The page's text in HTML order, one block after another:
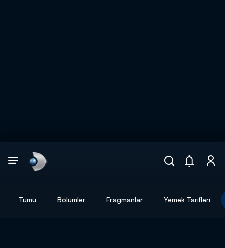
Tümü Bölümler Fragmanlar Yemek Tarifleri